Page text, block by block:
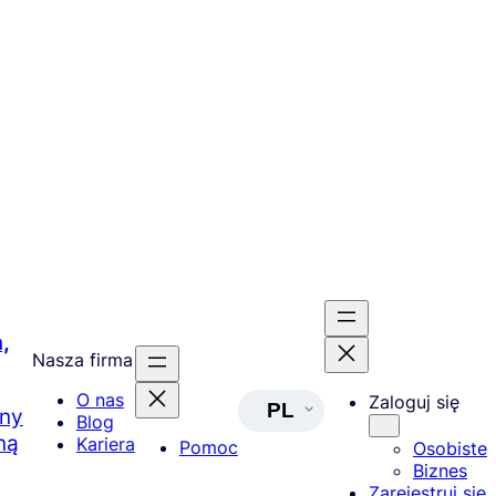
Nasza firma
O nas
Blog
Kariera
Pomoc
PL Zaloguj się
Osobiste
Biznes